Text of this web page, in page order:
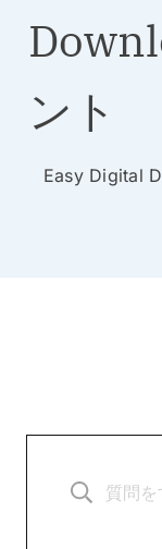
ント
Easy Digital